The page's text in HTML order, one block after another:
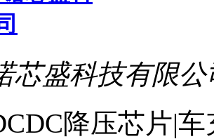
芯盛科技有限公
降压芯片|